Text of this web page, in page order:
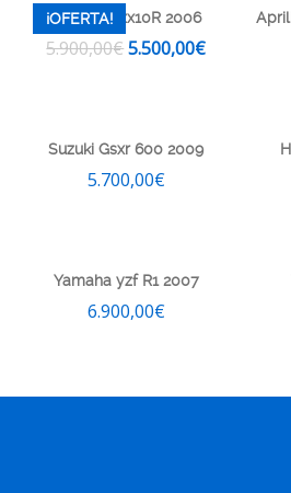
¡OFERTA!
kawasaki zx10R 2006
5.900,00€5.500,00€
Suzuki Gsxr 600 2009
5.700,00€
Yamaha yzf R1 2007
6.900,00€